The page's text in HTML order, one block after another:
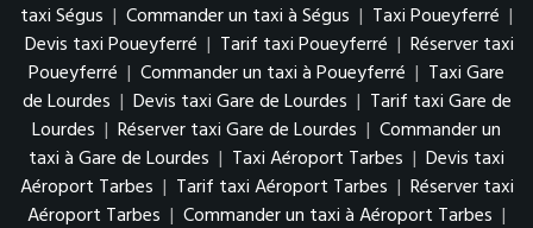
taxi Ségus | Commander un taxi à Ségus | Taxi Poueyferré |
Devis taxi Poueyferré | Tarif taxi Poueyferré | Réserver taxi
Poueyferré | Commander un taxi à Poueyferré | Taxi Gare
de Lourdes | Devis taxi Gare de Lourdes | Tarif taxi Gare de
Lourdes | Réserver taxi Gare de Lourdes | Commander un
taxi à Gare de Lourdes | Taxi Aéroport Tarbes | Devis taxi
Aéroport Tarbes | Tarif taxi Aéroport Tarbes | Réserver taxi
Aéroport Tarbes | Commander un taxi à Aéroport Tarbes |